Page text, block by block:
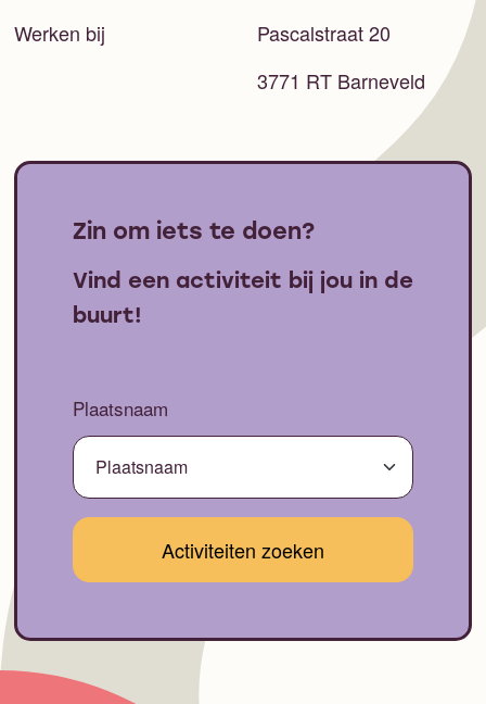
Werken bij
Pascalstraat 20
3771 RT Barneveld
Zin om iets te doen?
Vind een activiteit bij jou in de
buurt!
Plaatsnaam